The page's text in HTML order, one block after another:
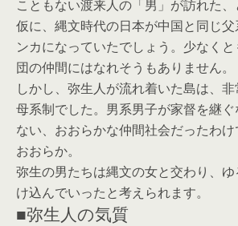
こともない渡来人の「男」が訪れた、
仮に、縄文時代の日本が中国と同じ
ンカになっていたでしょう。少なく
団の仲間にはなれそうもありません。
しかし、弥生人が流れ着いた島は、
母系制でした。男系男子が家督を継
ない、おおらかな仲間社会だったわ
おおらか。
弥生の男たちは縄文の女と交わり、
け込んでいったと考えられます。
■弥生人の気質